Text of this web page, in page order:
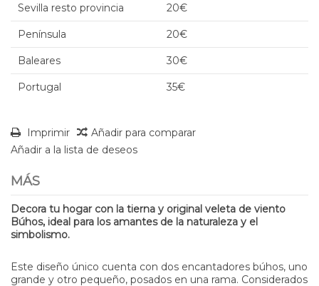
Sevilla resto provincia 20€
Península 20€
Baleares 30€
Portugal 35€
Imprimir
Añadir para comparar
Añadir a la lista de deseos
MÁS
Decora tu hogar con la tierna y original veleta de viento
Búhos, ideal para los amantes de la naturaleza y el
simbolismo.
Este diseño único cuenta con dos encantadores búhos, uno
grande y otro pequeño, posados en una rama. Considerados